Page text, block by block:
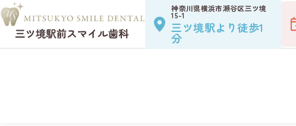
神奈川県横浜市瀬谷区三ツ境
15-1
三ツ境駅より徒歩1
分
採用案内RECRUIT
マウスピース矯正の金額はいくら？費用相場と